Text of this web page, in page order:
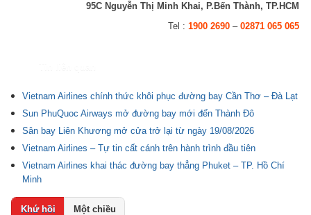
95C Nguyễn Thị Minh Khai, P.Bến Thành, TP.HCM
Tel : 1900 2690– 02871 065 065
Vietnam Airlines chính thức khôi phục đường bay Cần Thơ – Đà Lạt
Sun PhuQuoc Airways mở đường bay mới đến Thành Đô
Sân bay Liên Khương mở cửa trở lại từ ngày 19/08/2026
Vietnam Airlines – Tự tin cất cánh trên hành trình đầu tiên
Vietnam Airlines khai thác đường bay thẳng Phuket – TP. Hồ Chí
Minh
Khứ hồi Một chiều